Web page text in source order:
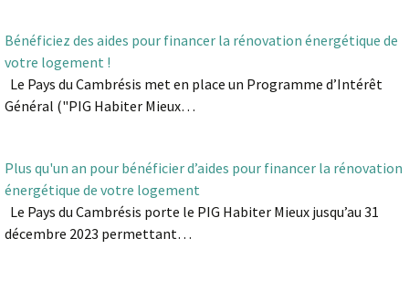
Bénéficiez des aides pour financer la rénovation énergétique de
votre logement !
Le Pays du Cambrésis met en place un Programme d’Intérêt
Général ("PIG Habiter Mieux…
Plus qu'un an pour bénéficier d’aides pour financer la rénovation
énergétique de votre logement
Le Pays du Cambrésis porte le PIG Habiter Mieux jusqu’au 31
décembre 2023 permettant…